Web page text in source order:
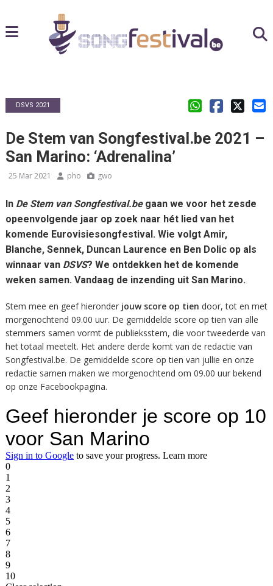
DSVS 2021
De Stem van Songfestival.be 2021 –
San Marino: ‘Adrenalina’
25 Mar 2021 pho gwo
In De Stem van Songfestival.be gaan we voor het zesde
opeenvolgende jaar op zoek naar hét lied van het
komende Eurovisiesongfestival. Wie volgt Amir,
Blanche, Sennek, Duncan Laurence en Ben Dolic op als
winnaar van DSVS? We ontdekken het de komende
weken samen. Vandaag de inzending uit San Marino.
Stem mee en geef hieronderjouw score op tien door, tot en met
morgenochtend 09.00 uur. De gemiddelde score op tien van alle
stemmers samen vormt de publieksstem, die voor tweederde van
het totaal meetelt. Het andere derde komt van de redactie van
Songfestival.be. De gemiddelde score op tien van jullie en onze
redactie samen maken we morgenochtend om 09.00 uur bekend
op onze Facebookpagina.